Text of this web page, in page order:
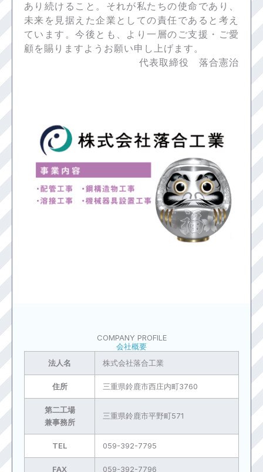
あり続けること。それが私たちの使命であり、
未来を見据えた企業としての責任であると考え
ています。今後とも、より一層のご支援・ご愛
顧を賜りますようお願い申し上げます。
代表取締役 落合憲治
COMPANY PROFILE
会社概要
法人名
株式会社落合工業
住所 三重県鈴鹿市西庄内町3760
第二工場
兼事務所
三重県鈴鹿市平野町571
TEL 059-392-7795
FAX 059-392-7796